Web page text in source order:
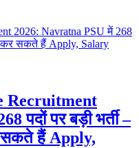
Recruitment
पदों पर बड़ी भर्ती –
हैं Apply,